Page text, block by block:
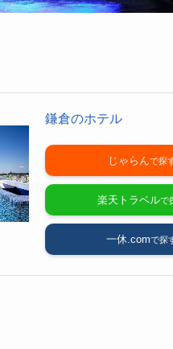
鎌倉のホテル
じゃらん
楽天トラベル
一休.com